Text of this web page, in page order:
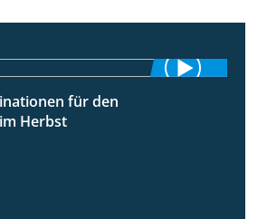
für den
Herbst